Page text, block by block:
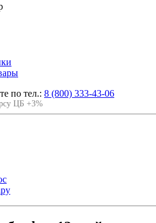
по тел.: 8 (800) 333-43-06
ЦБ +3%